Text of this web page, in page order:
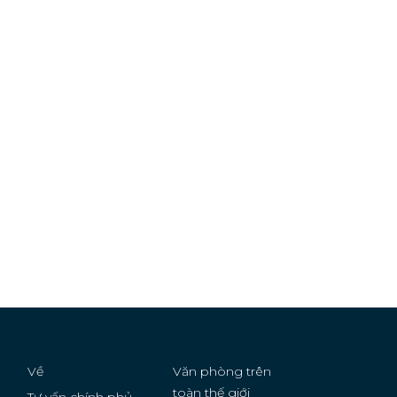
Về
Văn phòng trên
toàn thế giới